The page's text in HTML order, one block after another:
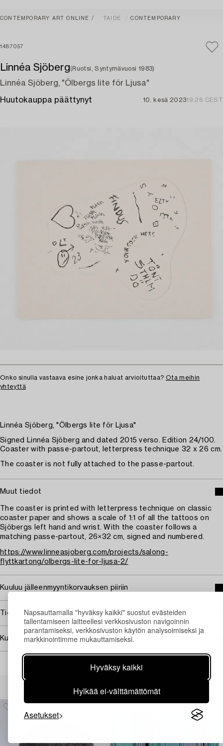
Napsauttamalla "hyväksy kaikki" suostut evästeiden
tallentamiseen laitteellesi verkkosivuston navigoinnin
parantamiseksi, verkkosivuston käytön analysoimiseksi ja
markkinointimme mukauttamiseksi.
Hyväksy kaikki
Hylkää ei-välttämättömät
Asetukset
CONTEMPORARY ART ONLINE TAIDE CONTEMPORARY
1487057
Linnéa Sjöberg(Ruotsi, Syntymävuosi 1983)
Linnéa Sjöberg, "Ölbergs lite för Ljusa"
Huutokauppa päättynyt 10. kesä 202319:26 CEST
Onko sinulla vastaava esine jonka haluat arvioituttaa? Ota meihin
yhteyttä
Linnéa Sjöberg, "Ölbergs lite för Ljusa"
Signed Linnéa Sjöberg and dated 2015 verso. Edition 24/100.
Coaster with passe-partout, letterpress technique 32 x 26 cm.
The coaster is not fully attached to the passe-partout.
Muut tiedot
The coaster is printed with letterpress technique on classic
coaster paper and shows a scale of 1:1 of all the tattoos on
Sjöbergs left hand and wrist. With the coaster follows a
matching passe-partout, 26×32 cm, signed and numbered.
https://www.linneasjoberg.com/projects/salong-
flyttkartong/olbergs-lite-for-ljusa-2/
Kuuluu jälleenmyyntikorvauksen piiriin
Tietoa ostamisesta
Kuvan käyttöoikeudet